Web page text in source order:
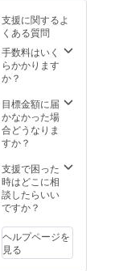
支援に関するよ
くある質問
手数料はいく
らかかります
か？
目標金額に届
かなかった場
合どうなりま
すか？
支援で困った
時はどこに相
談したらいい
ですか？
ヘルプページを
見る